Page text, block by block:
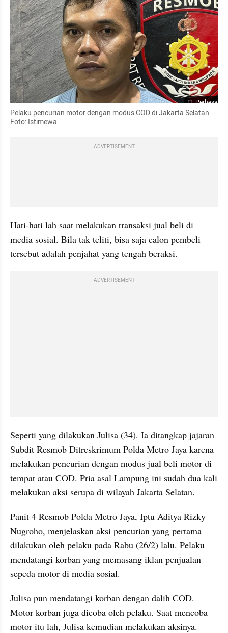
Perbesar
Pelaku pencurian motor dengan modus COD di Jakarta Selatan.
Foto: Istimewa
ADVERTISEMENT
Hati-hati lah saat melakukan transaksi jual beli di
media sosial. Bila tak teliti, bisa saja calon pembeli
tersebut adalah penjahat yang tengah beraksi.
ADVERTISEMENT
Seperti yang dilakukan Julisa (34). Ia ditangkap jajaran
Subdit Resmob Ditreskrimum Polda Metro Jaya karena
melakukan pencurian dengan modus jual beli motor di
tempat atau COD. Pria asal Lampung ini sudah dua kali
melakukan aksi serupa di wilayah Jakarta Selatan.
Panit 4 Resmob Polda Metro Jaya, Iptu Aditya Rizky
Nugroho, menjelaskan aksi pencurian yang pertama
dilakukan oleh pelaku pada Rabu (26/2) lalu. Pelaku
mendatangi korban yang memasang iklan penjualan
sepeda motor di media sosial.
Julisa pun mendatangi korban dengan dalih COD.
Motor korban juga dicoba oleh pelaku. Saat mencoba
motor itu lah, Julisa kemudian melakukan aksinya.